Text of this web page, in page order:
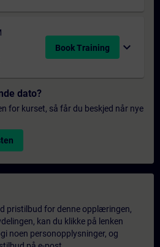
Book Training expand_more
dato?
for kurset, så får du beskjed når nye
pristilbud for denne opplæringen,
kan du klikke på lenken
noen personopplysninger, og